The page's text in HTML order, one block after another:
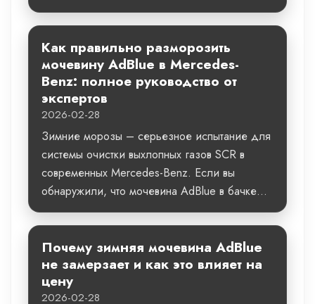
Как правильно разморозить
мочевину AdBlue в Mercedes-
Benz: полное руководство от
экспертов
2026-02-28
Зимние морозы – серьезное испытание для
системы очистки выхлопных газов SCR в
современных Mercedes-Benz. Если вы
обнаружили, что мочевина AdBlue в бачке...
Почему зимняя мочевина AdBlue
не замерзает и как это влияет на
цену
2026-02-28